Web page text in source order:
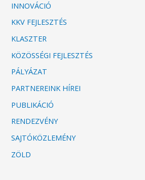
INNOVÁCIÓ
KKV FEJLESZTÉS
KLASZTER
KÖZÖSSÉGI FEJLESZTÉS
PÁLYÁZAT
PARTNEREINK HÍREI
PUBLIKÁCIÓ
RENDEZVÉNY
SAJTÓKÖZLEMÉNY
ZÖLD